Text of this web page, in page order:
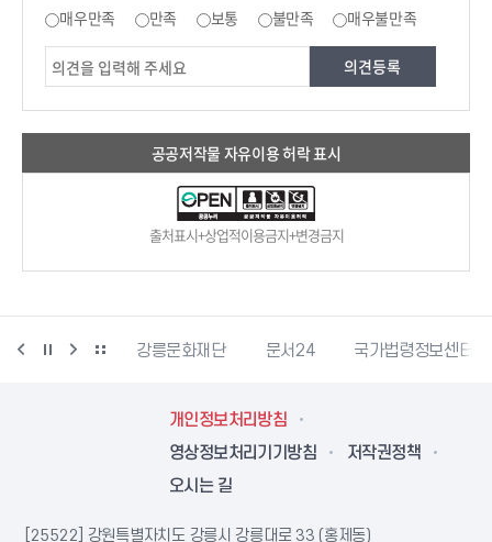
매우만족 만족 보통 불만족 매우불만족
공공저작물 자유이용 허락 표시
출처표시+상업적이용금지+변경금지
학산업진흥원 강릉문화재단 문서24 국가법령정보센터
개인정보처리방침
영상정보처리기기방침
저작권정책
오시는 길
[25522] 강원특별자치도 강릉시 강릉대로 33 (홍제동)